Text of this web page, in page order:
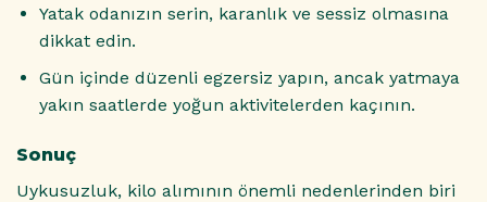
Yatak odanızın serin, karanlık ve sessiz olmasına
dikkat edin.
Gün içinde düzenli egzersiz yapın, ancak yatmaya
yakın saatlerde yoğun aktivitelerden kaçının.
Sonuç
Uykusuzluk, kilo alımının önemli nedenlerinden biri